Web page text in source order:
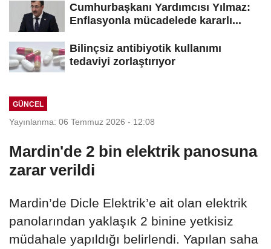
Cumhurbaşkanı Yardımcısı Yılmaz:
Enflasyonla mücadelede kararlı...
Bilinçsiz antibiyotik kullanımı
tedaviyi zorlaştırıyor
GÜNCEL
Yayınlanma: 06 Temmuz 2026 - 12:08
Mardin'de 2 bin elektrik panosuna
zarar verildi
Mardin’de Dicle Elektrik’e ait olan elektrik
panolarından yaklaşık 2 binine yetkisiz
müdahale yapıldığı belirlendi. Yapılan saha